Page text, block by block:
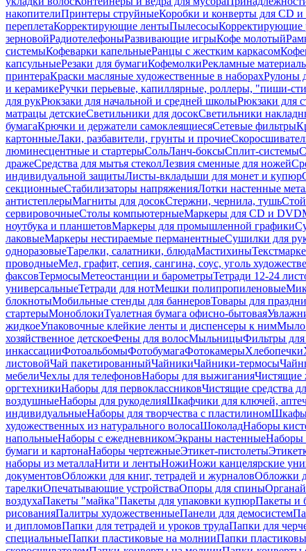
накопителиПринтеры струйныеКоробки и конверты для CD
переплетаКорректирующие лентыПылесосыКорректирующие
зерновойРадиотелефоныРазвивающие игрыКофе молотый
системыКофеварки капельныеРанцы с жестким каркасом
капсульныеРезаки для бумагиКофемолкиРекламные
принтераКраски масляные художественные в наборахРулоны
и керамикеРучки перьевые, капиллярные, роллеры, "пиши-
для рукРюкзаки для начальной и средней школыРюкзаки для
матрацы детскиеСветильники для досокСветильники
бумагаКрючки и держатели самоклеящиесяСетевые фильтры
картонныеЛаки, разбавители, грунты и прочие
люминесцентные и стартерыСольЛанч-боксыСплит-системы
дражеСредства для мытья стеколЛезвия сменные для ножей
индивидуальной защитыЛисты-вкладыши для монет и купюр
секционныеСтабилизаторы напряженияЛотки настенные
антистеплерыМагниты для досокСтержни, чернила, тушь
сервировочныеСтолы компьютерныеМаркеры для CD и DVD
ноутбука и планшетовМаркеры для промышленной графики
лаковыеМаркеры нестираемые перманентныеСушилки для
одноразовыеТарелки, салатники, блюдаМастихины
проводныеМел, графит, сепия, сангина, соус, уголь
факсовТермосыМетеостанции и барометрыТетради 12-24
универсальныеТетради для нотМешки полипропиленовые
блокнотыМобильные стенды для баннеровТовары для
стартерыМоноблокиТуалетная бумага офисно-бытовая
жидкоеУпаковочные клейкие ленты и диспенсеры к нимМыло
хозяйственное детскоеФены для волосМыльницыФильтры
инкассацииФотоальбомыФотобумагаФотокамерыХлебопечки
листовойЧай пакетированныйЧайникиЧайники-термосы
мебелиЧехлы для телефоновНаборы для выжиганияЧистящие
оргтехникиНаборы для первоклассниковЧистящие средства
воздушныеНаборы для рукоделияШкафчики для ключей,
индивидуальныеНаборы для творчества с пластилиномШкафы
художественных из натурального волосаШоколадНаборы
напольныеНаборы с ежедневникомЭкраны настенныеНаборы
бумаги и картонаНаборы чертежныеЭтикет-пистолеты
наборы из металлаНити и лентыНожиНожи канцелярские
документовОбложки для книг, тетрадей и журналовОбложки
тарелкиОпечатывающие устройстваОпоры для спины
воздухаПакеты "майка"Пакеты для упаковки купюрПакеты и
рисованияПалитры художественныеПанели для демосистем
и дипломовПапки для тетрадей и уроков трудаПапки для
специальныеПапки пластиковые на молнииПапки